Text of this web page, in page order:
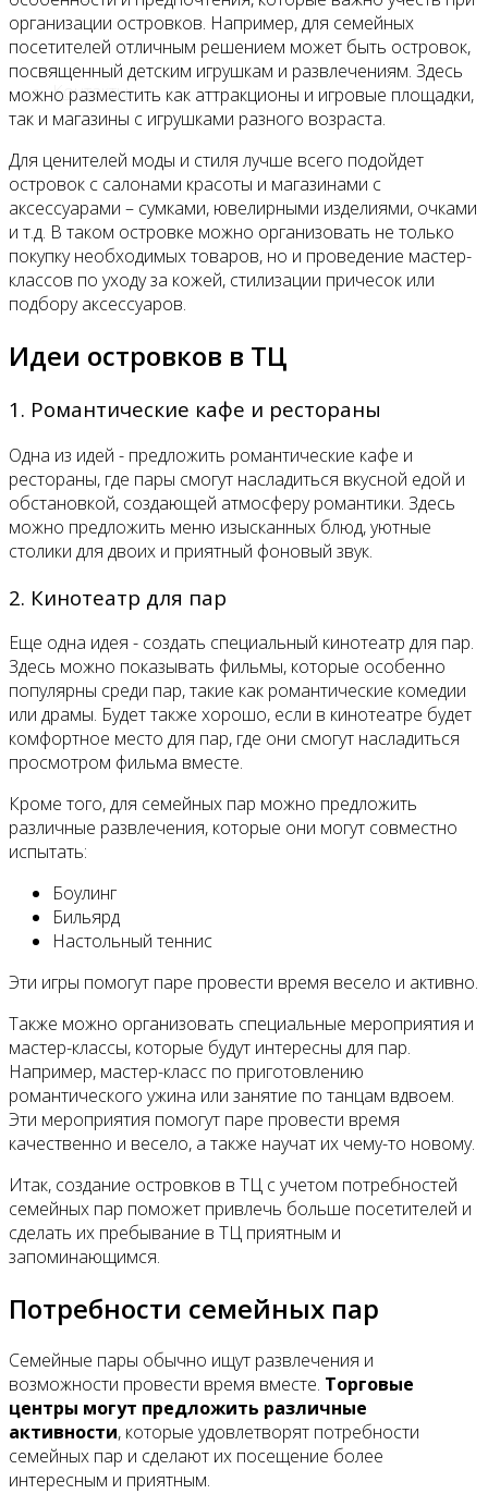
Контакты
организации островков. Например, для семейных
посетителей отличным решением может быть островок,
посвященный детским игрушкам и развлечениям. Здесь
можно разместить как аттракционы и игровые площадки,
так и магазины с игрушками разного возраста.
Для ценителей моды и стиля лучше всего подойдет
островок с салонами красоты и магазинами с
аксессуарами – сумками, ювелирными изделиями, очками
и т.д. В таком островке можно организовать не только
покупку необходимых товаров, но и проведение мастер-
классов по уходу за кожей, стилизации причесок или
подбору аксессуаров.
Идеи островков в ТЦ
1. Романтические кафе и рестораны
Одна из идей - предложить романтические кафе и
рестораны, где пары смогут насладиться вкусной едой и
обстановкой, создающей атмосферу романтики. Здесь
можно предложить меню изысканных блюд, уютные
столики для двоих и приятный фоновый звук.
2. Кинотеатр для пар
Еще одна идея - создать специальный кинотеатр для пар.
Здесь можно показывать фильмы, которые особенно
популярны среди пар, такие как романтические комедии
или драмы. Будет также хорошо, если в кинотеатре будет
комфортное место для пар, где они смогут насладиться
просмотром фильма вместе.
Кроме того, для семейных пар можно предложить
различные развлечения, которые они могут совместно
испытать:
Боулинг
Бильярд
Настольный теннис
Эти игры помогут паре провести время весело и активно.
Также можно организовать специальные мероприятия и
мастер-классы, которые будут интересны для пар.
Например, мастер-класс по приготовлению
романтического ужина или занятие по танцам вдвоем.
Эти мероприятия помогут паре провести время
качественно и весело, а также научат их чему-то новому.
Итак, создание островков в ТЦ с учетом потребностей
семейных пар поможет привлечь больше посетителей и
сделать их пребывание в ТЦ приятным и
запоминающимся.
Потребности семейных пар
Семейные пары обычно ищут развлечения и
возможности провести время вместе. Торговые
центры могут предложить различные
активности, которые удовлетворят потребности
семейных пар и сделают их посещение более
интересным и приятным.